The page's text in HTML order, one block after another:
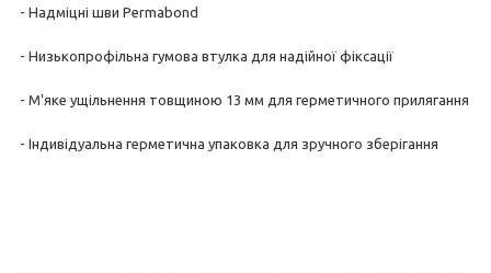
- Надміцні шви Permabond
- Низькопрофільна гумова втулка для надійної фіксації
- М'яке ущільнення товщиною 13 мм для герметичного прилягання
- Індивідуальна герметична упаковка для зручного зберігання